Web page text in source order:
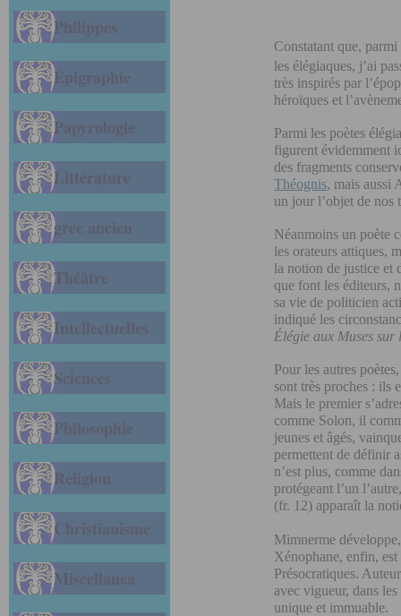
Philippes
Épigraphie
Papyrologie
Littérature
grec ancien
Théâtre
Intellectuelles
Sciences
Philosophie
Religion
Christianisme
Miscellanea
Constatant que,
les élégiaques, j’ai
très inspirés par
héroïques et
Parmi les poètes
figurent évidemment
des fragments
Théognis, mais aussi
un jour l’objet de nos
Néanmoins un poète
les orateurs attiques,
la notion de justice et
que font les éditeurs,
sa vie de politicien
indiqué les
Élégie aux Muses
Pour les autres
sont très proches : ils
Mais le premier
comme Solon, il
jeunes et âgés,
permettent de définir
n’est plus, comme
protégeant l’un
(fr. 12) apparaît la
Mimnerme
Xénophane, enfin, est
Présocratiques.
avec vigueur, dans les
unique et immuable.